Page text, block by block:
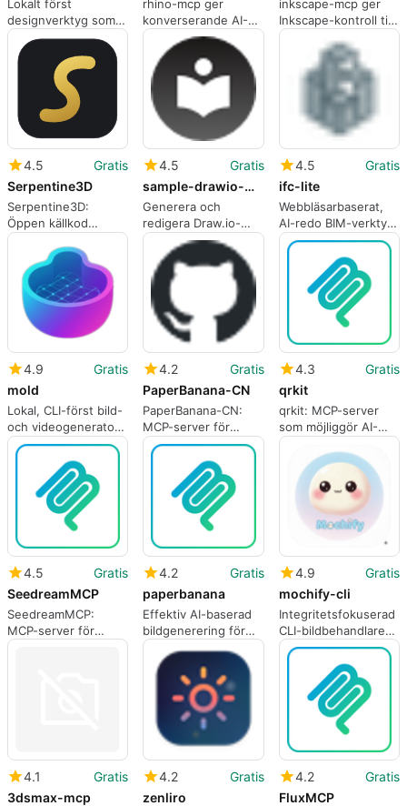
Lokalt först
designverktyg som
låter AI redigera
inhemska UI-lager
rhino-mcp ger
konverserande AI-
kontroll till Rhino 3D-
arbetsflöden
inkscape-mcp ger
Inkscape-kontroll till
AI-agenter via MCP-
protokollet
4.5
Gratis
Serpentine3D
Serpentine3D:
Öppen källkod
NURBS-modellerare
med AI för Linux
4.5
Gratis
sample-drawio-mcp
Generera och
redigera Draw.io-
diagram från
naturligt språk lokalt
4.5
Gratis
ifc-lite
Webbläsarbaserat,
AI-redo BIM-verktyg
för webbaserade
modellarbetsflöden
4.9
Gratis
mold
Lokal, CLI-först bild-
och videogenerator
för
utvecklararbetsflöden
4.2
Gratis
PaperBanana-CN
PaperBanana-CN:
MCP-server för
akademisk
figurgenerering och
redigering
4.3
Gratis
qrkit
qrkit: MCP-server
som möjliggör AI-
drivna QR-
kodsgenerering
4.5
Gratis
SeedreamMCP
SeedreamMCP:
MCP-server för
bildgenerering och
4.2
Gratis
paperbanana
Effektiv AI-baserad
bildgenerering för
akademiker
4.9
Gratis
mochify-cli
Integritetsfokuserad
CLI-bildbehandlare
för utvecklar- och
agentarbetsflöden
4.1
Gratis
3dsmax-mcp
4.2
Gratis
zenliro
4.2
Gratis
FluxMCP